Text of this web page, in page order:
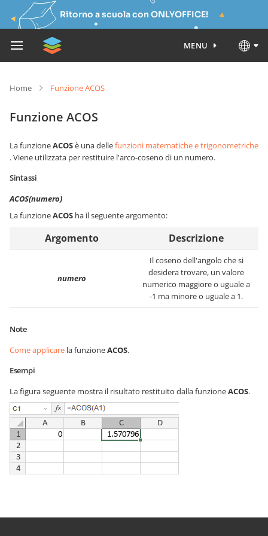
Ritorno a scuola con ONLYOFFICE!
MENU
Home Funzione ACOS
Funzione ACOS
La funzioneACOSè una dellefunzioni matematiche e trigonometriche
. Viene utilizzata per restituire l'arco-coseno di un numero.
Sintassi
ACOS(numero)
La funzioneACOS ha il seguente argomento:
Argomento Descrizione
numero
Il coseno dell'angolo che si
desidera trovare, un valore
numerico maggiore o uguale a
-1 ma minore o uguale a 1.
Note
Come applicare la funzioneACOS.
Esempi
La figura seguente mostra il risultato restituito dalla funzioneACOS.